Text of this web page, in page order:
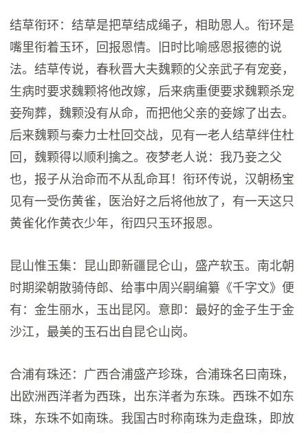
结草衔环：结草是把草结成绳子，相助恩人。衔环是
嘴里衔着玉环，回报恩情。旧时比喻感恩报德的说
法。结草传说，春秋晋大夫魏颗的父亲武子有宠妾，
生病时要求魏颗将他改嫁，后来病重便要求魏颗杀宠
妾殉葬，魏颗没有从命，而把他父亲的妾嫁了出去。
后来魏颗与秦力士杜回交战，见有一老人结草绊住杜
回，魏颗得以顺利擒之。夜梦老人说：我乃妾之父
也，报子从治命而不从乱命耳！衔环传说，汉朝杨宝
见有一受伤黄雀，医治好之后将他放了，有一天这只
黄雀化作黄衣少年，衔四只玉环报恩。
昆山惟玉集：昆山即新疆昆仑山，盛产软玉。南北朝
时期梁朝散骑侍郎、给事中周兴嗣编纂《千字文》便
有：金生丽水，玉出昆冈。意即：最好的金子生于金
沙江，最美的玉石出自昆仑山岗。
合浦有珠还：广西合浦盛产珍珠，合浦珠名曰南珠，
出欧洲西洋者为西珠，出东洋者为东珠。西珠不如东
珠，东珠不如南珠。我国古时称南珠为走盘珠，即放